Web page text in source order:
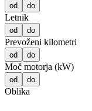
od do
Letnik
od do
Prevoženi kilometri
od do
Moč motorja (kW)
od do
Oblika